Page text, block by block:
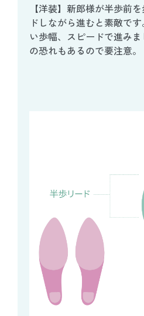
【洋装】新郎様が半歩前
ドしながら進むと素敵で
い歩幅、スピードで進み
の恐れもあるので要注意。